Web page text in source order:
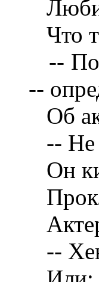
Что
--
--
Об
-- Не
Он
--